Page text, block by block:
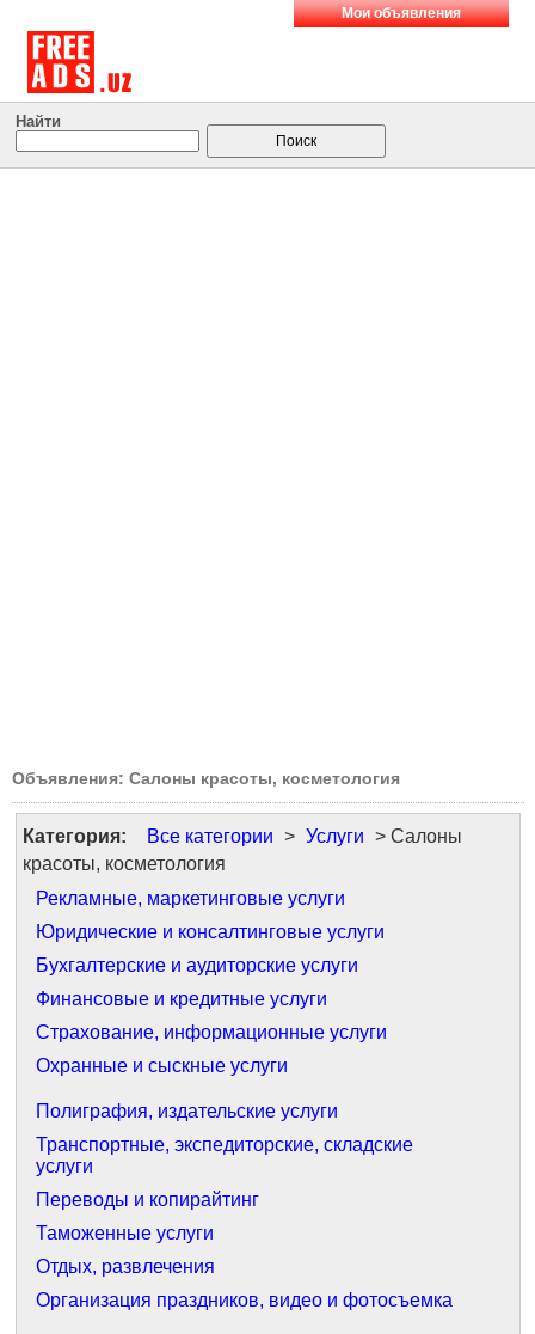
Мои объявления
Найти
Объявления: Салоны красоты, косметология
Категория: Все категории > Услуги > Салоны
красоты, косметология
Рекламные, маркетинговые услуги
Юридические и консалтинговые услуги
Бухгалтерские и аудиторские услуги
Финансовые и кредитные услуги
Страхование, информационные услуги
Охранные и сыскные услуги
Полиграфия, издательские услуги
Транспортные, экспедиторские, складские
услуги
Переводы и копирайтинг
Таможенные услуги
Отдых, развлечения
Организация праздников, видео и фотосъемка